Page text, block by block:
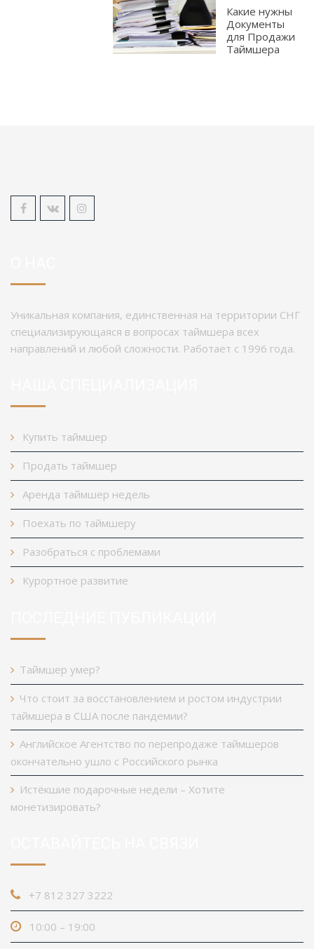
Какие нужны
Документы
для Продажи
Таймшера
Уникальная компания, единственная на территории СНГ
специализирующаяся в вопросах таймшера всех
направлений и любой сложности. Работает с 1996 года.
Купить таймшер
Продать таймшер
Аренда таймшер недель
Поехать по таймшеру
Разобраться с проблемами
Курортное развитие
Таймшер умер?
Что стоит за восстановлением и ростом индустрии
таймшера в США после пандемии?
Английское Агентство по перепродаже таймшеров
окончательно ушло с Российского рынка
Истёкшие подарочные недели – Хотите
монетизировать?
+7 812 327 3222
10:00 – 19:00